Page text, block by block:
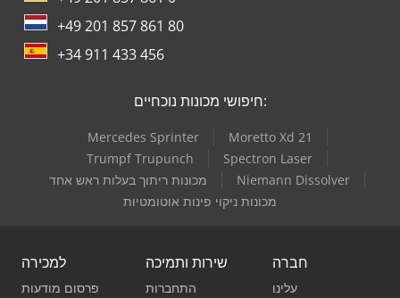
+49 201 857 861 80
+34 911 433 456
חיפושי מכונות נוכחיים:
Mercedes Sprinter
Moretto Xd 21
Trumpf Trupunch
Spectron Laser
מכונות ריתוך בעלות ראש אחד
Niemann Dissolver
מכונות ניקוי פינות אוטומטיות
למכירה
פרסום מודעות
שירות ותמיכה
התחברות
חברה
עלינו